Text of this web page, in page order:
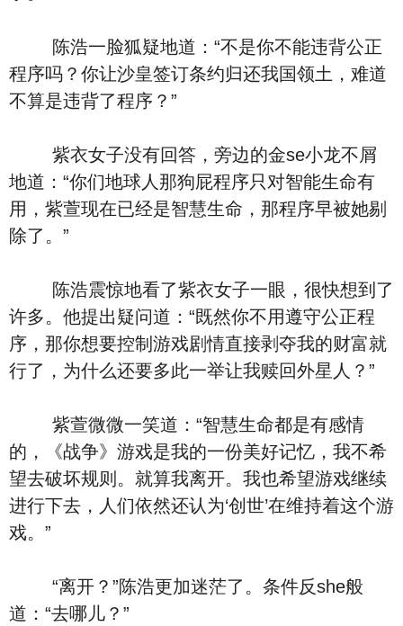
陈浩一脸狐疑地道：“不是你不能违背公正
程序吗？你让沙皇签订条约归还我国领土，难道
不算是违背了程序？”
紫衣女子没有回答，旁边的金se小龙不屑
地道：“你们地球人那狗屁程序只对智能生命有
用，紫萱现在已经是智慧生命，那程序早被她剔
除了。”
陈浩震惊地看了紫衣女子一眼，很快想到了
许多。他提出疑问道：“既然你不用遵守公正程
序，那你想要控制游戏剧情直接剥夺我的财富就
行了，为什么还要多此一举让我赎回外星人？”
紫萱微微一笑道：“智慧生命都是有感情
的，《战争》游戏是我的一份美好记忆，我不希
望去破坏规则。就算我离开。我也希望游戏继续
进行下去，人们依然还认为‘创世’在维持着这个游
戏。”
“离开？”陈浩更加迷茫了。条件反she般
道：“去哪儿？”